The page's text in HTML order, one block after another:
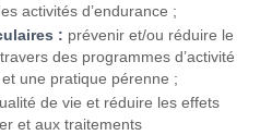
activités d’endurance ;
: prévenir et/ou réduire le
des programmes d’activité
une pratique pérenne ;
de vie et réduire les effets
et aux traitements